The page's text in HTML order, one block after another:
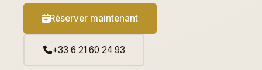
Réserver maintenant
+33 6 21 60 24 93